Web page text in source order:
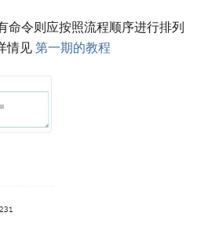
命令则应按照流程顺序进行排列
情见第一期的教程